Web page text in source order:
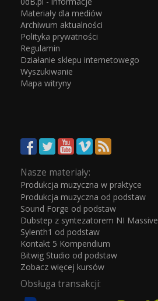
Materiały dla mediów
Archiwum aktualności
Polityka prywatności
Regulamin
Działanie sklepu internetowego
Wyszukiwanie
Mapa witryny
Nasze materiały:
Produkcja muzyczna w praktyce
Produkcja muzyczna od podstaw
Sound Forge od podstaw
Dubstep z syntezatorem NI Massive
Sylenth1 od podstaw
Kontakt 5 Kompendium
Bitwig Studio od podstaw
Zobacz więcej kursów
Obsługa transakcji: